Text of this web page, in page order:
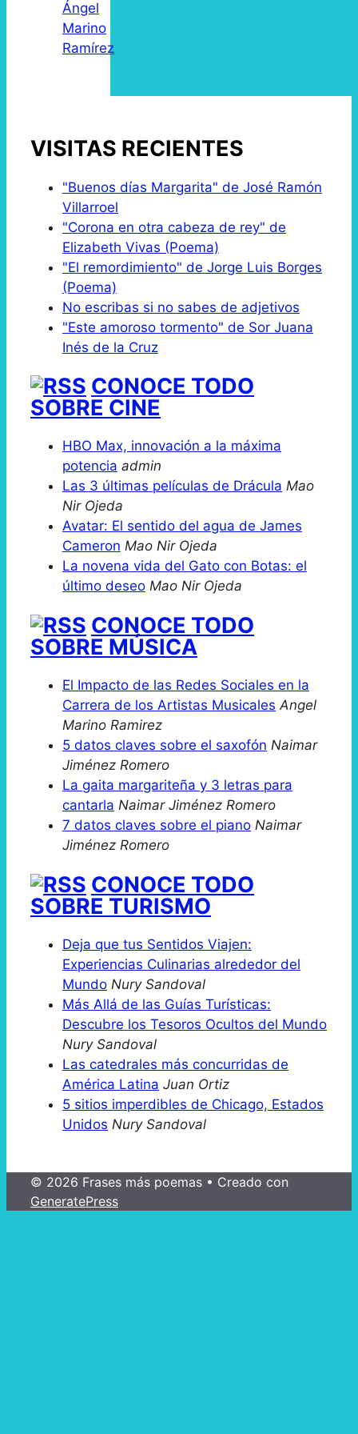
Ángel
Marino
Ramírez
VISITAS RECIENTES
"Buenos días Margarita" de José Ramón
Villarroel
"Corona en otra cabeza de rey" de
Elizabeth Vivas (Poema)
"El remordimiento" de Jorge Luis Borges
(Poema)
No escribas si no sabes de adjetivos
"Este amoroso tormento" de Sor Juana
Inés de la Cruz
CONOCE TODO
SOBRE CINE
HBO Max, innovación a la máxima
potencia admin
Las 3 últimas películas de Drácula Mao
Nir Ojeda
Avatar: El sentido del agua de James
Cameron Mao Nir Ojeda
La novena vida del Gato con Botas: el
último deseo Mao Nir Ojeda
CONOCE TODO
SOBRE MÚSICA
El Impacto de las Redes Sociales en la
Carrera de los Artistas Musicales Angel
Marino Ramirez
5 datos claves sobre el saxofón Naimar
Jiménez Romero
La gaita margariteña y 3 letras para
cantarla Naimar Jiménez Romero
7 datos claves sobre el piano Naimar
Jiménez Romero
CONOCE TODO
SOBRE TURISMO
Deja que tus Sentidos Viajen:
Experiencias Culinarias alrededor del
Mundo Nury Sandoval
Más Allá de las Guías Turísticas:
Descubre los Tesoros Ocultos del Mundo
Nury Sandoval
Las catedrales más concurridas de
América Latina Juan Ortiz
5 sitios imperdibles de Chicago, Estados
Unidos Nury Sandoval
© 2026 Frases más poemas • Creado con
GeneratePress